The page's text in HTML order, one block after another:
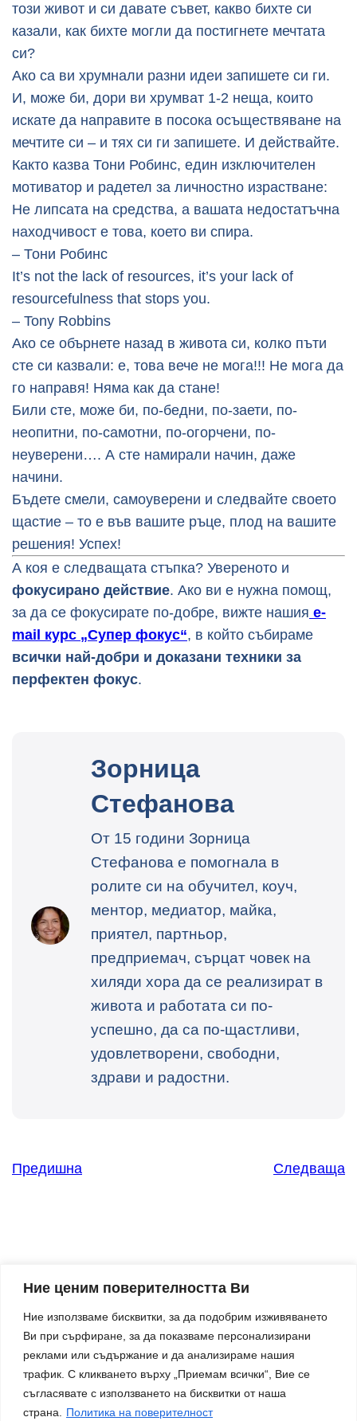
Ние ценим поверителността Ви
Ние използваме бисквитки, за да подобрим изживяването
Ви при сърфиране, за да показваме персонализирани
реклами или съдържание и да анализираме нашия
трафик. С кликването върху „Приемам всички“, Вие се
съгласявате с използването на бисквитки от наша
страна.
Политика на поверителност
този живот и си давате съвет, какво бихте си
казали, как бихте могли да постигнете мечтата
си?
Ако са ви хрумнали разни идеи запишете си ги.
И, може би, дори ви хрумват 1-2 неща, които
искате да направите в посока осъществяване на
мечтите си – и тях си ги запишете. И действайте.
Както казва Тони Робинс, един изключителен
мотиватор и радетел за личностно израстване:
Не липсата на средства, а вашата недостатъчна
находчивост е това, което ви спира.
– Тони Робинс
It’s not the lack of resources, it’s your lack of
resourcefulness that stops you.
– Tony Robbins
Ако се обърнете назад в живота си, колко пъти
сте си казвали: е, това вече не мога!!! Не мога да
го направя! Няма как да стане!
Били сте, може би, по-бедни, по-заети, по-
неопитни, по-самотни, по-огорчени, по-
неуверени…. А сте намирали начин, даже
начини.
Бъдете смели, самоуверени и следвайте своето
щастие – то е във вашите ръце, плод на вашите
решения! Успех!
А коя е следващата стъпка? Увереното и
фокусирано действие. Ако ви е нужна помощ,
за да се фокусирате по-добре, вижте нашия e-
mail курс „Супер фокус“, в който събираме
всички най-добри и доказани техники за
перфектен фокус.
Зорница
Стефанова
От 15 години Зорница
Стефанова е помогнала в
ролите си на обучител, коуч,
ментор, медиатор, майка,
приятел, партньор,
предприемач, сърцат човек на
хиляди хора да се реализират в
живота и работата си по-
успешно, да са по-щастливи,
удовлетворени, свободни,
здрави и радостни.
Предишна Следваща
Твоят партньор за по-добра организация и
спокойствие в бизнеса.
Контакти